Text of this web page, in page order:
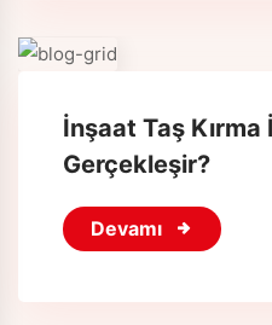
İnşaat Taş Kırma
Gerçekleşir?
Devamı